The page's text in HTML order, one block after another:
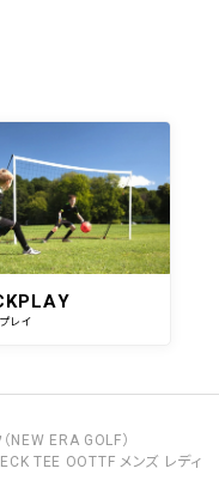
レイ
NEW ERA GOLF）
TEE OOTTF メンズ レディ